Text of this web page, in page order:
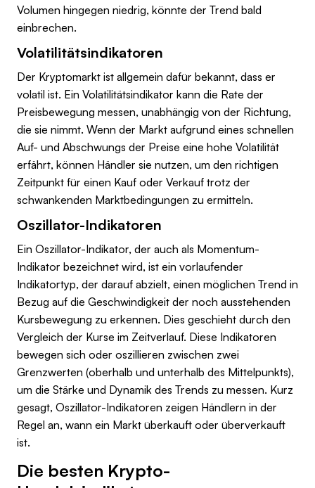
Volumen hingegen niedrig, könnte der Trend bald
einbrechen.
Volatilitätsindikatoren
Der Kryptomarkt ist allgemein dafür bekannt, dass er
volatil ist. Ein Volatilitätsindikator kann die Rate der
Preisbewegung messen, unabhängig von der Richtung,
die sie nimmt. Wenn der Markt aufgrund eines schnellen
Auf- und Abschwungs der Preise eine hohe Volatilität
erfährt, können Händler sie nutzen, um den richtigen
Zeitpunkt für einen Kauf oder Verkauf trotz der
schwankenden Marktbedingungen zu ermitteln.
Oszillator-Indikatoren
Ein Oszillator-Indikator, der auch als Momentum-
Indikator bezeichnet wird, ist ein vorlaufender
Indikatortyp, der darauf abzielt, einen möglichen Trend in
Bezug auf die Geschwindigkeit der noch ausstehenden
Kursbewegung zu erkennen. Dies geschieht durch den
Vergleich der Kurse im Zeitverlauf. Diese Indikatoren
bewegen sich oder oszillieren zwischen zwei
Grenzwerten (oberhalb und unterhalb des Mittelpunkts),
um die Stärke und Dynamik des Trends zu messen. Kurz
gesagt, Oszillator-Indikatoren zeigen Händlern in der
Regel an, wann ein Markt überkauft oder überverkauft
ist.
Die besten Krypto-